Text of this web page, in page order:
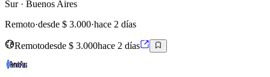
Sur· Buenos Aires
Remoto·desde $ 3.000·hace 2 días
Remotodesde $ 3.000hace 2 días